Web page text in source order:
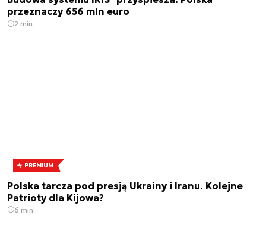
przeznaczy 656 mln euro
2 min.
PREMIUM
Polska tarcza pod presją Ukrainy i Iranu. Kolejne
Patrioty dla Kijowa?
6 min.